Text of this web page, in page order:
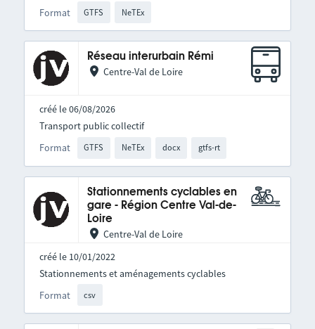
Format GTFS NeTEx
Réseau interurbain Rémi
Centre-Val de Loire
créé le 06/08/2026
Format GTFS NeTEx docx gtfs-rt
Transport public collectif
Stationnements cyclables en
gare - Région Centre Val-de-
Loire
Centre-Val de Loire
créé le 10/01/2022
Format csv
Stationnements et aménagements cyclables